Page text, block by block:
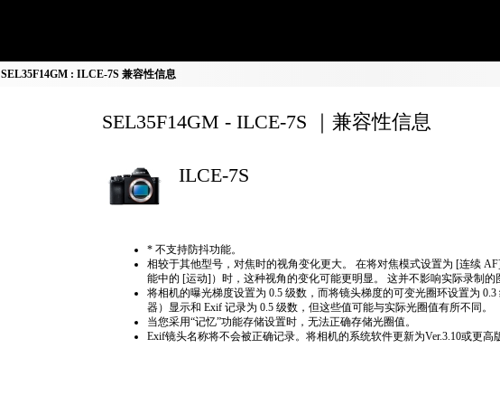
SEL35F14GM : ILCE-7S 兼容性信息
SEL35F14GM - ILCE-7S ｜兼容性信息
ILCE-7S
* 不支持防抖功能。
相较于其他型号，对焦时的视角变化更大。 在将对焦模式设置为 [连续
能中的 [运动]）时，这种视角的变化可能更明显。 这并不影响实际录制的
将相机的曝光梯度设置为 0.5 级数，而将镜头梯度的可变光圈环设置为
器）显示和 Exif 记录为 0.5 级数，但这些值可能与实际光圈值有所不同。
当您采用“记忆”功能存储设置时，无法正确存储光圈值。
Exif镜头名称将不会被正确记录。将相机的系统软件更新为Ver.3.10或更高